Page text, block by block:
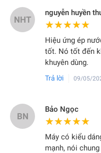
NHT
nguyễn huyền
★★★★★
★★★★★
Hiệu ứng ép
tốt. Nó tốt đến
khuyên dùng.
Trả lời 09/05/
BN
Bảo Ngọc
★★★★★
★★★★★
Máy có kiểu
mạnh, nói